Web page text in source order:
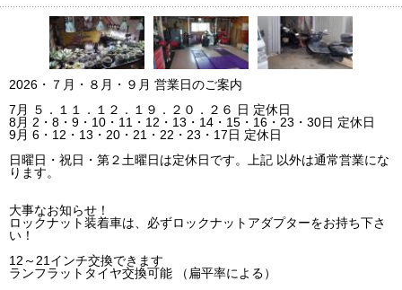
2026・７月・８月・９月 営業日のご案内
7月 ５．１１．１２．１９．２０．２６ 日 定休日
8月 2・8・9・10・11・12・13・14・15・16・23・30日 定休日
9月 6・12・13・20・21・22・23・17日 定休日
日曜日・祝日・第２土曜日は定休日です。上記 以外は通常営業にな
ります。
大事なお知らせ！
ロックナット装着車は、必ずロックナットアダプターをお持ち下さ
い！
12～21インチ交換できます
ランフラットタイヤ交換可能 （扁平率による）